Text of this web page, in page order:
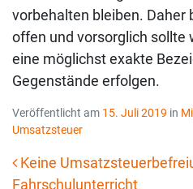
vorbehalten bleiben. Daher
offen und vorsorglich sollte
eine möglichst exakte
Gegenstände erfolgen.
Veröffentlicht am 15. Juli 2019 in
Umsatzsteuer
Keine
Fahrschulunterricht